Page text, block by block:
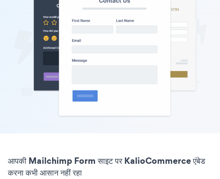
आपकी Mailchimp Form साइट पर KalioCommerce एंबेड
करना कभी आसान नहीं रहा